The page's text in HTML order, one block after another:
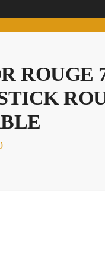
ROUGE